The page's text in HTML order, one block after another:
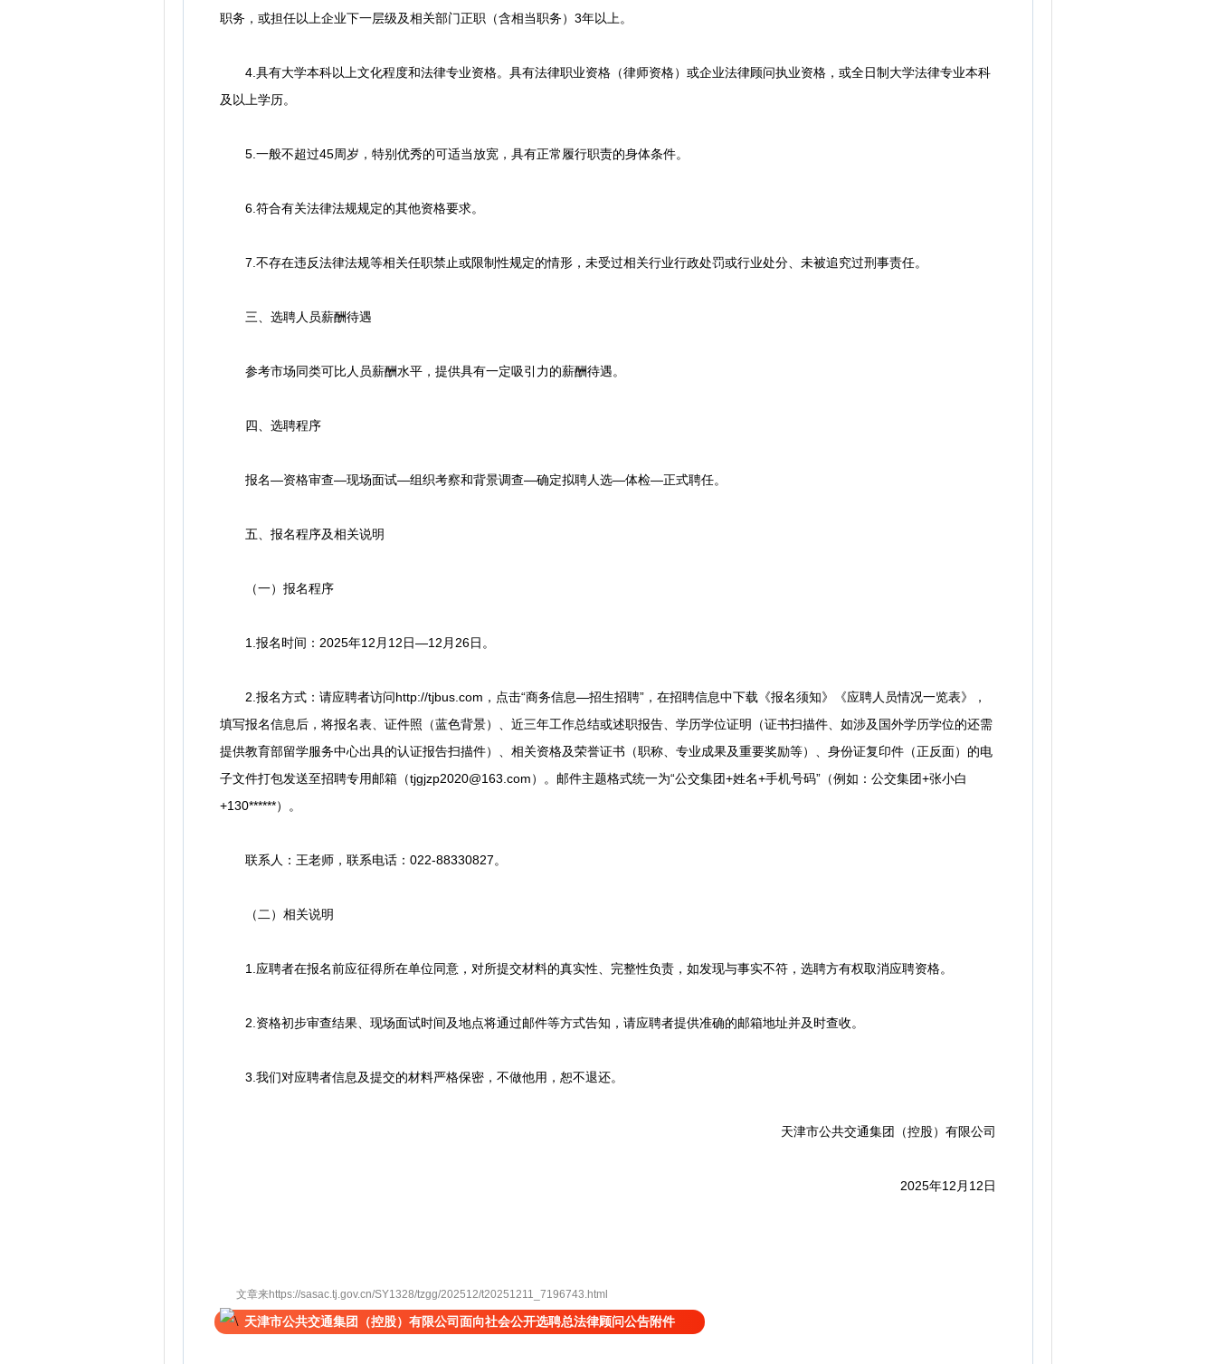
职务，或担任以上企业下一层级及相关部门正职（含相当职务）3年以上。
4.具有大学本科以上文化程度和法律专业资格。具有法律职业资格（律师资格）或企业法律顾问执业资格，或全日制大学法律专业本科
及以上学历。
5.一般不超过45周岁，特别优秀的可适当放宽，具有正常履行职责的身体条件。
6.符合有关法律法规规定的其他资格要求。
7.不存在违反法律法规等相关任职禁止或限制性规定的情形，未受过相关行业行政处罚或行业处分、未被追究过刑事责任。
三、选聘人员薪酬待遇
参考市场同类可比人员薪酬水平，提供具有一定吸引力的薪酬待遇。
四、选聘程序
报名—资格审查—现场面试—组织考察和背景调查—确定拟聘人选—体检—正式聘任。
五、报名程序及相关说明
（一）报名程序
1.报名时间：2025年12月12日—12月26日。
2.报名方式：请应聘者访问http://tjbus.com，点击“商务信息—招生招聘”，在招聘信息中下载《报名须知》《应聘人员情况一览表》，
填写报名信息后，将报名表、证件照（蓝色背景）、近三年工作总结或述职报告、学历学位证明（证书扫描件、如涉及国外学历学位的还需
提供教育部留学服务中心出具的认证报告扫描件）、相关资格及荣誉证书（职称、专业成果及重要奖励等）、身份证复印件（正反面）的电
子文件打包发送至招聘专用邮箱（tjgjzp2020@163.com）。邮件主题格式统一为“公交集团+姓名+手机号码”（例如：公交集团+张小白
+130******）。
联系人：王老师，联系电话：022-88330827。
（二）相关说明
1.应聘者在报名前应征得所在单位同意，对所提交材料的真实性、完整性负责，如发现与事实不符，选聘方有权取消应聘资格。
2.资格初步审查结果、现场面试时间及地点将通过邮件等方式告知，请应聘者提供准确的邮箱地址并及时查收。
3.我们对应聘者信息及提交的材料严格保密，不做他用，恕不退还。
天津市公共交通集团（控股）有限公司
2025年12月12日
文章来https://sasac.tj.gov.cn/SY1328/tzgg/202512/t20251211_7196743.html
天津市公共交通集团（控股）有限公司面向社会公开选聘总法律顾问公告附件